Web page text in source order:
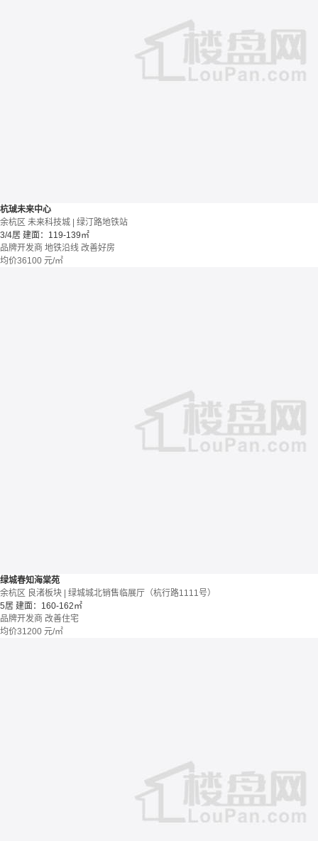
杭珹未来中心
余杭区 未来科技城 | 绿汀路地铁站
3/4居 建面：119-139㎡
品牌开发商 地铁沿线 改善好房
均价36100 元/㎡
绿城春知海棠苑
余杭区 良渚板块 | 绿城城北销售临展厅（杭行路1111号）
5居 建面：160-162㎡
品牌开发商 改善住宅
均价31200 元/㎡